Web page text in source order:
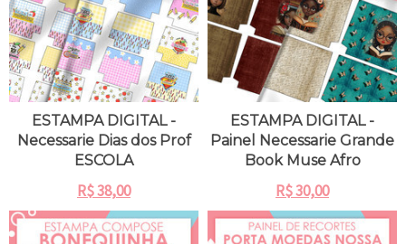
ESTAMPA DIGITAL -
Necessarie Dias dos Prof
ESCOLA
R$38,00
ESTAMPA DIGITAL -
Painel Necessarie Grande
Book Muse Afro
R$30,00